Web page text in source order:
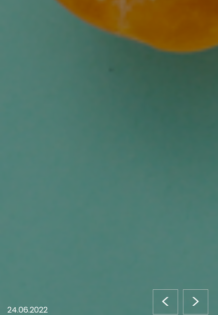
24.06.2022 < >